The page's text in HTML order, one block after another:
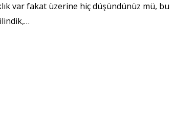
var fakat üzerine hiç düşündünüz mü, bu